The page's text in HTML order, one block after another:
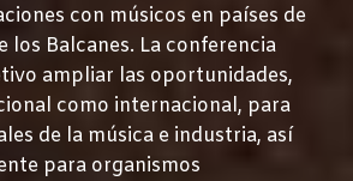
con músicos en países de
los Balcanes. La conferencia
ampliar las oportunidades,
como internacional, para
de la música e industria, así
para organismos